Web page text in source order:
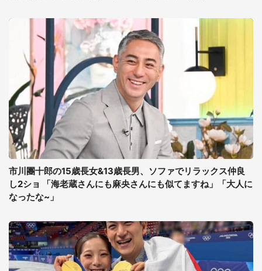
市川團十郎の15歳長女&13歳長男、ソファでリラックス仲良
し2ショ 「海老蔵さんにも麻央さんにも似てますね」「大人に
なったな~」